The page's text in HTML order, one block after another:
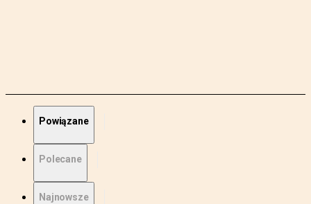
Powiązane
Polecane
Najnowsze